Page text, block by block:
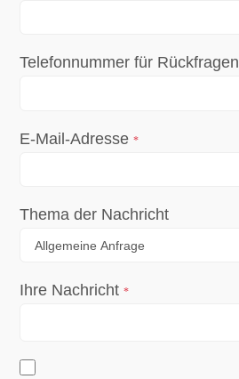
Telefonnummer für Rückfragen
E-Mail-Adresse *
Thema der Nachricht
Ihre Nachricht *